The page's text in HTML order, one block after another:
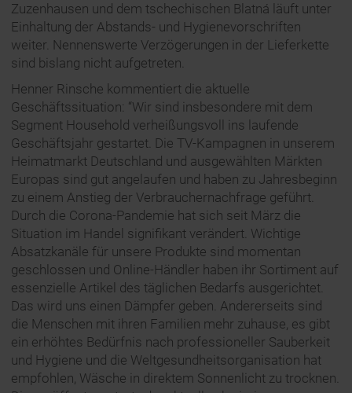
Zuzenhausen und dem tschechischen Blatná läuft unter
Einhaltung der Abstands- und Hygienevorschriften
weiter. Nennenswerte Verzögerungen in der Lieferkette
sind bislang nicht aufgetreten.
Henner Rinsche kommentiert die aktuelle
Geschäftssituation: “Wir sind insbesondere mit dem
Segment Household verheißungsvoll ins laufende
Geschäftsjahr gestartet. Die TV-Kampagnen in unserem
Heimatmarkt Deutschland und ausgewählten Märkten
Europas sind gut angelaufen und haben zu Jahresbeginn
zu einem Anstieg der Verbrauchernachfrage geführt.
Durch die Corona-Pandemie hat sich seit März die
Situation im Handel signifikant verändert. Wichtige
Absatzkanäle für unsere Produkte sind momentan
geschlossen und Online-Händler haben ihr Sortiment auf
essenzielle Artikel des täglichen Bedarfs ausgerichtet.
Das wird uns einen Dämpfer geben. Andererseits sind
die Menschen mit ihren Familien mehr zuhause, es gibt
ein erhöhtes Bedürfnis nach professioneller Sauberkeit
und Hygiene und die Weltgesundheitsorganisation hat
empfohlen, Wäsche in direktem Sonnenlicht zu trocknen.